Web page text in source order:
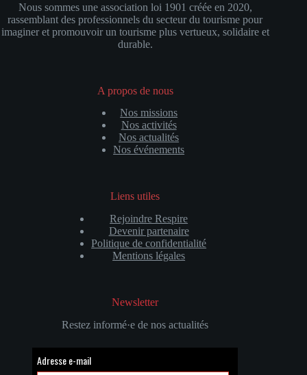
Nous sommes une association loi 1901 créée en 2020,
rassemblant des professionnels du secteur du tourisme pour
imaginer et promouvoir un tourisme plus vertueux, solidaire et
durable.
A propos de nous
Nos missions
Nos activités
Nos actualités
Nos événements
Liens utiles
Rejoindre Respire
Devenir partenaire
Politique de confidentialité
Mentions légales
Newsletter
Restez informé·e de nos actualités